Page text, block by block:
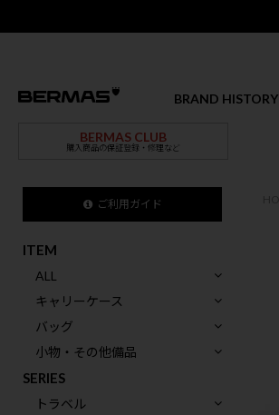
BRAND HISTORY
BERMAS CLUB
購入商品の保証登録・修理など
ご利用ガイド
ITEM
ALL
キャリーケース
バッグ
小物・その他備品
SERIES
トラベル